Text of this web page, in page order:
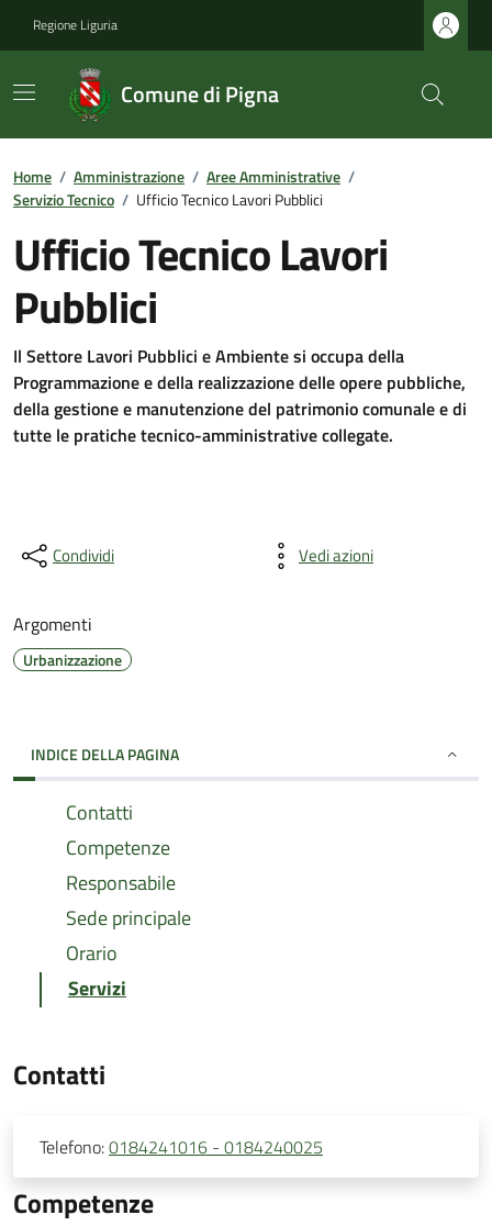
Regione Liguria
Comune di Pigna
Home / Amministrazione / Aree Amministrative /
Servizio Tecnico / Ufficio Tecnico Lavori Pubblici
Ufficio Tecnico Lavori
Pubblici
Il Settore Lavori Pubblici e Ambiente si occupa della
Programmazione e della realizzazione delle opere pubbliche,
della gestione e manutenzione del patrimonio comunale e di
tutte le pratiche tecnico-amministrative collegate.
Condividi Vedi azioni
Argomenti
Urbanizzazione
INDICE DELLA PAGINA
Contatti
Competenze
Responsabile
Sede principale
Orario
Servizi
Contatti
Telefono:0184241016 - 0184240025
Competenze